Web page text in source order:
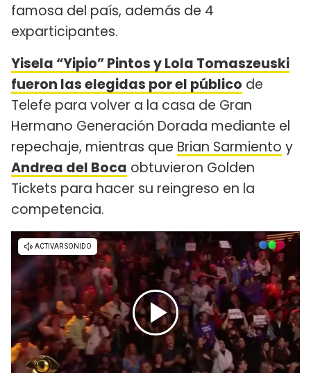
famosa del país, además de 4
exparticipantes.
Yisela “Yipio” Pintos y Lola Tomaszeuski
fueron las elegidas por el público de
Telefe para volver a la casa de Gran
Hermano Generación Dorada mediante el
repechaje, mientras que Brian Sarmiento y
Andrea del Boca obtuvieron Golden
Tickets para hacer su reingreso en la
competencia.